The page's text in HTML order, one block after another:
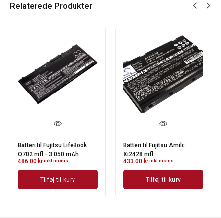
Relaterede Produkter
Batteri til Fujitsu LifeBook
Q702 mfl - 3.050 mAh
486.00 kr.inkl moms
Tilføj til kurv
Batteri til Fujitsu Amilo
Xi2428 mfl
433.00 kr.inkl moms
Tilføj til kurv